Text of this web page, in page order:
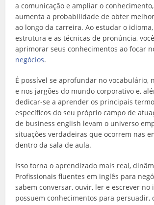
a comunicação e ampliar o
aumenta a probabilidade de obter
ao longo da carreira. Ao estudar o
estrutura e as técnicas de pronúncia,
aprimorar seus conhecimentos ao focar
negócios.
É possível se aprofundar no vocabulário,
e nos jargões do mundo corporativo e,
dedicar-se a aprender os principais
específicos do seu próprio campo de
de business english levam o universo
situações verdadeiras que ocorrem nas
dentro da sala de aula.
Isso torna o aprendizado mais real,
Profissionais fluentes em inglês para
sabem conversar, ouvir, ler e escrever no
possuem conhecimentos para persuadir,